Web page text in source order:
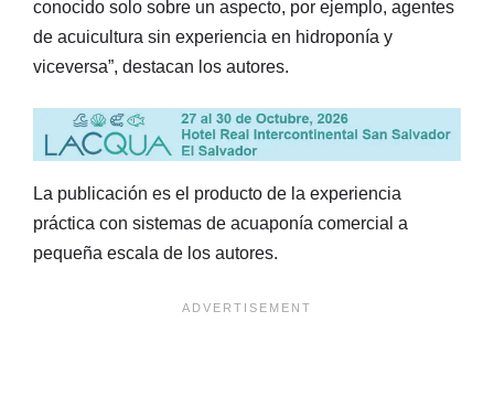
conocido solo sobre un aspecto, por ejemplo, agentes
de acuicultura sin experiencia en hidroponía y
viceversa”, destacan los autores.
La publicación es el producto de la experiencia
práctica con sistemas de acuaponía comercial a
pequeña escala de los autores.